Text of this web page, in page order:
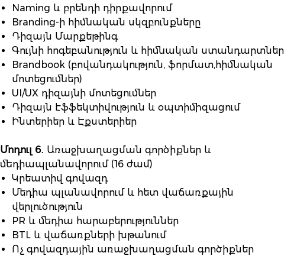
Naming և բրենդի դիրքավորում
Branding-ի հիմնական սկզբունքները
Դիզայն Մարքեթինգ
Գույնի հոգեբանություն և հիմնական ստանդարտներ
Brandbook (բովանդակություն, ֆորմատ,հիմնական
մոտեցումներ)
UI/UX դիզայնի մոտեցումներ
Դիզայն էֆֆեկտիվություն և օպտիմիզացում
Ինտերիեր և Էքստերիեր
Մոդուլ 6․ Առաջխաղացման գործիքներ և
մեդիապլանավորում (16 ժամ)
Կրեատիվ գովազդ
Մեդիա պլանավորում և հետ վաճառքային
վերլուծություն
PR և մեդիա հարաբերություններ
BTL և վաճառքների խթանում
Ոչ գովազդային առաջխաղացման գործիքներ